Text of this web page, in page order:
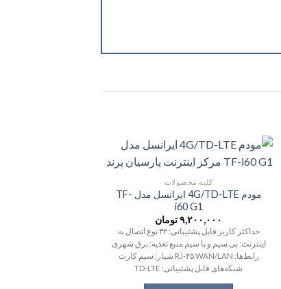
کلیه محصولات
مودم 4G/TD-LTE ایرانسل مدل TF-
i60 G1
۹,۲۰۰,۰۰۰تومان
حداکثر کاربر قابل پشتیبانی: ۳۲ نوع اتصال به
اینترنت: بی سیم و با سیم منبع تغذیه: برق شهری
رابط‌ها: RJ-۴۵ WAN/LAN شیار: سیم کارت
شبکه‌های قابل پشتیبانی: TD-LTE